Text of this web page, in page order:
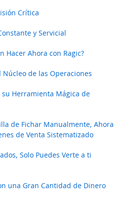
Crítica
y Servicial
Hacer Ahora con Ragic?
Núcleo de las Operaciones
Herramienta Mágica de
de Fichar Manualmente, Ahora
de Venta Sistematizado
Solo Puedes Verte a ti
una Gran Cantidad de Dinero